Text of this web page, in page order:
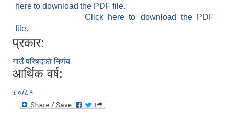
here to download the PDF file.
Click here to download the PDF
file.
प्रकार:
गाउँ परिषदको निर्णय
आर्थिक वर्ष:
८०/८१